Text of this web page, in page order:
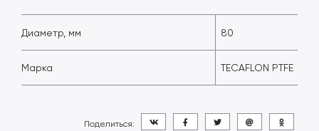
Диаметр, мм 80
Марка TECAFLON PTFE
Поделиться: